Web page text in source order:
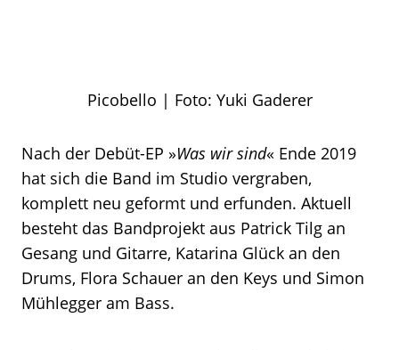
Picobello | Foto: Yuki Gaderer
Nach der Debüt-EP »Was wir sind« Ende 2019
hat sich die Band im Studio vergraben,
komplett neu geformt und erfunden. Aktuell
besteht das Bandprojekt aus Patrick Tilg an
Gesang und Gitarre, Katarina Glück an den
Drums, Flora Schauer an den Keys und Simon
Mühlegger am Bass.